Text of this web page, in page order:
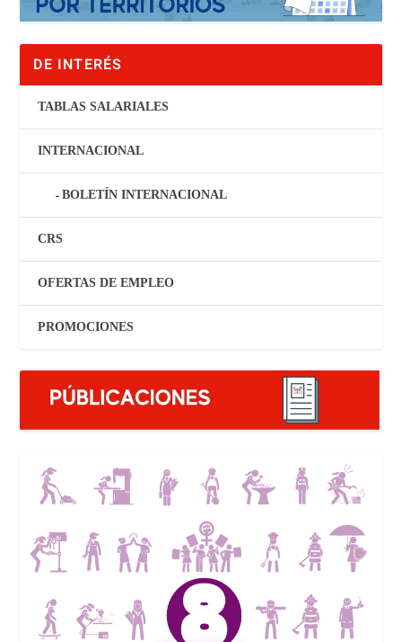
DE INTERÉS
TABLAS SALARIALES
INTERNACIONAL
BOLETÍN INTERNACIONAL
CRS
OFERTAS DE EMPLEO
PROMOCIONES